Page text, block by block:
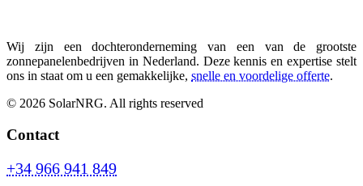
Wij zijn een dochteronderneming van een van de grootste
zonnepanelenbedrijven in Nederland. Deze kennis en expertise stelt
ons in staat om u een gemakkelijke, snelle en voordelige offerte.
© 2026 SolarNRG. All rights reserved
Contact
+34 966 941 849